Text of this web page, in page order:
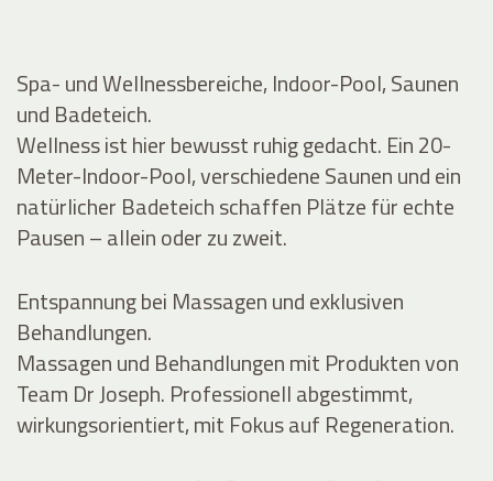
Spa- und Wellnessbereiche, Indoor-Pool, Saunen
und Badeteich.
Wellness ist hier bewusst ruhig gedacht. Ein 20-
Meter-Indoor-Pool, verschiedene Saunen und ein
natürlicher Badeteich schaffen Plätze für echte
Pausen – allein oder zu zweit.
Entspannung bei Massagen und exklusiven
Behandlungen.
Massagen und Behandlungen mit Produkten von
Team Dr Joseph. Professionell abgestimmt,
wirkungsorientiert, mit Fokus auf Regeneration.